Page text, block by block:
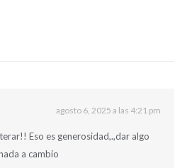
agosto 6, 2025 a las 4:21 pm
Eso es generosidad,.,dar algo
a cambio